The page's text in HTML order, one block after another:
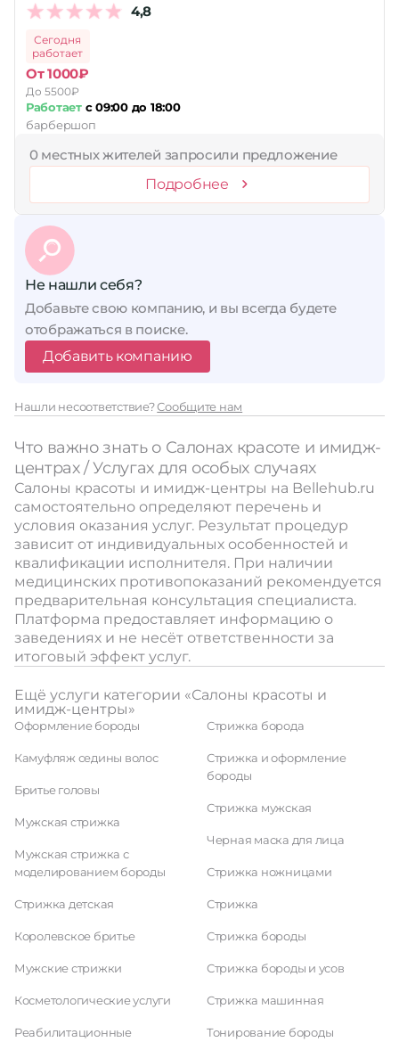
4,8
Сегодня
работает
От 1000₽
До 5500₽
Работаетс 09:00 до 18:00
барбершоп
0 местных жителей запросили предложение
Подробнее
Не нашли себя?
Добавьте свою компанию, и вы всегда будете
отображаться в поиске.
Добавить компанию
Нашли несоответствие?Сообщите нам
Что важно знать о Салонах красоте и имидж-
центрах / Услугах для особых случаях
Салоны красоты и имидж-центры на Bellehub.ru
самостоятельно определяют перечень и
условия оказания услуг. Результат процедур
зависит от индивидуальных особенностей и
квалификации исполнителя. При наличии
медицинских противопоказаний рекомендуется
предварительная консультация специалиста.
Платформа предоставляет информацию о
заведениях и не несёт ответственности за
итоговый эффект услуг.
Ещё услуги категории «Салоны красоты и
имидж-центры»
Оформление бороды
Камуфляж седины волос
Бритье головы
Мужская стрижка
Мужская стрижка с
моделированием бороды
Стрижка детская
Королевское бритье
Мужские стрижки
Косметологические услуги
Реабилитационные
Стрижка борода
Стрижка и оформление
бороды
Стрижка мужская
Черная маска для лица
Стрижка ножницами
Стрижка
Стрижка бороды
Стрижка бороды и усов
Стрижка машинная
Тонирование бороды